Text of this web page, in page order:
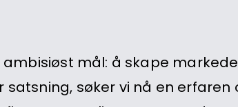
ambisiøst mål: å skape
søker vi nå en erfaren